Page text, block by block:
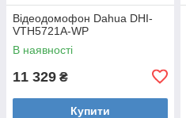
Відеодомофон Dahua DHI-
VTH5721A-WP
В наявності
11 329 ₴
Купити